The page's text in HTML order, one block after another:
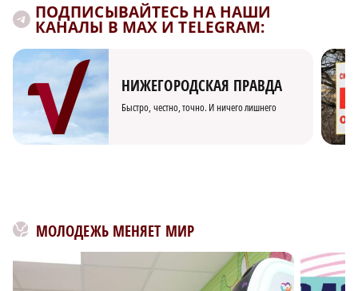
ПОДПИСЫВАЙТЕСЬ НА НАШИ
КАНАЛЫ В MAX И TELEGRAM:
НИЖЕГОРОДСКАЯ ПРАВДА
Быстро, честно, точно. И ничего лишнего
МОЛОДЕЖЬ МЕНЯЕТ МИР